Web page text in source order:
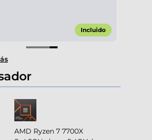
Incluido
AMD Ryzen 7 7700X